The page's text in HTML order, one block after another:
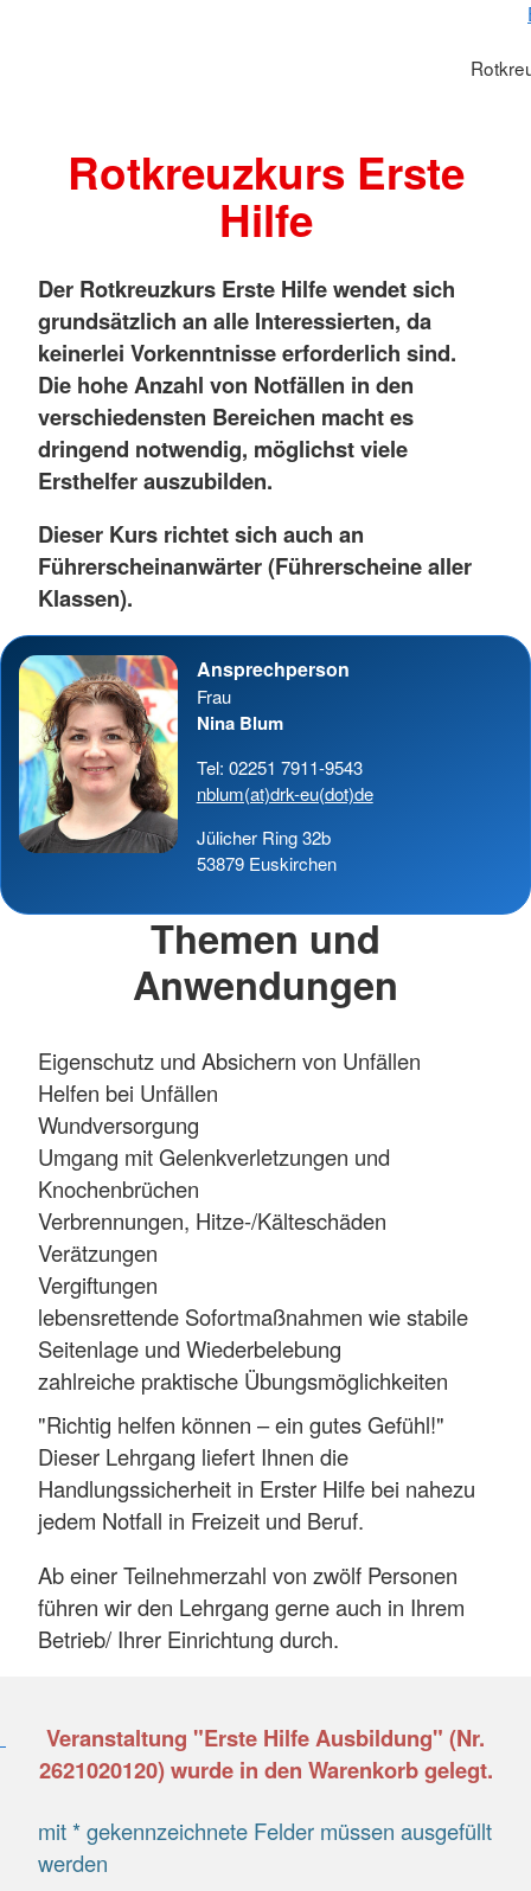
Rotkreuzkurs Erste
Hilfe
Der Rotkreuzkurs Erste Hilfe wendet sich
grundsätzlich an alle Interessierten, da
keinerlei Vorkenntnisse erforderlich sind.
Die hohe Anzahl von Notfällen in den
verschiedensten Bereichen macht es
dringend notwendig, möglichst viele
Ersthelfer auszubilden.
Dieser Kurs richtet sich auch an
Führerscheinanwärter (Führerscheine aller
Klassen).
Ansprechperson
Frau
Nina Blum
Tel: 02251 7911-9543
nblum(at)drk-eu(dot)de
Jülicher Ring 32b
53879 Euskirchen
Themen und
Anwendungen
Eigenschutz und Absichern von Unfällen
Helfen bei Unfällen
Wundversorgung
Umgang mit Gelenkverletzungen und
Knochenbrüchen
Verbrennungen, Hitze-/Kälteschäden
Verätzungen
Vergiftungen
lebensrettende Sofortmaßnahmen wie stabile
Seitenlage und Wiederbelebung
zahlreiche praktische Übungsmöglichkeiten
"Richtig helfen können – ein gutes Gefühl!"
Dieser Lehrgang liefert Ihnen die
Handlungssicherheit in Erster Hilfe bei nahezu
jedem Notfall in Freizeit und Beruf.
Ab einer Teilnehmerzahl von zwölf Personen
führen wir den Lehrgang gerne auch in Ihrem
Betrieb/ Ihrer Einrichtung durch.
Veranstaltung "Erste Hilfe Ausbildung" (Nr.
2621020120) wurde in den Warenkorb gelegt.
mit * gekennzeichnete Felder müssen ausgefüllt
werden